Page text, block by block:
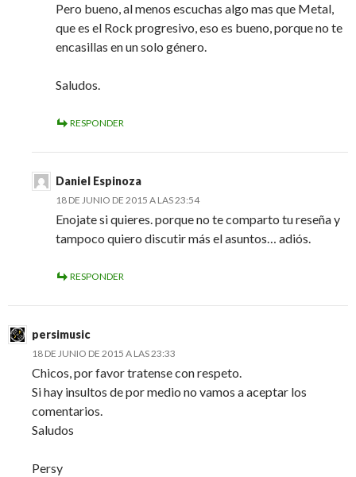
Pero bueno, al menos escuchas algo mas que Metal,
que es el Rock progresivo, eso es bueno, porque no te
encasillas en un solo género.
Saludos.
RESPONDER
Daniel Espinoza
18 DE JUNIO DE 2015 A LAS 23:54
Enojate si quieres. porque no te comparto tu reseña y
tampoco quiero discutir más el asuntos… adiós.
RESPONDER
persimusic
18 DE JUNIO DE 2015 A LAS 23:33
Chicos, por favor tratense con respeto.
Si hay insultos de por medio no vamos a aceptar los
comentarios.
Saludos
Persy